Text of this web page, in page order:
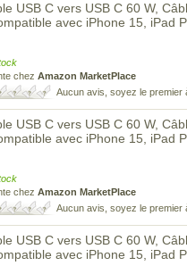
USB C vers USB C 60 W,
avec iPhone 15, iPad
chez Amazon MarketPlace
Aucun avis, soyez le premier
USB C vers USB C 60 W,
avec iPhone 15, iPad
chez Amazon MarketPlace
Aucun avis, soyez le premier
USB C vers USB C 60 W,
avec iPhone 15, iPad